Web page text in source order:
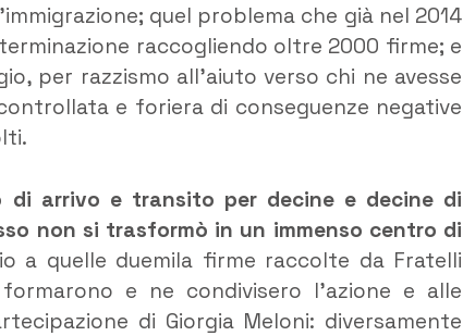
quel problema che già nel 2014
raccogliendo oltre 2000 firme; e
per razzismo all’aiuto verso chi ne avesse
e foriera di conseguenze negative
arrivo e transito per decine e decine di
non si trasformò in un immenso centro di
a quelle duemila firme raccolte da Fratelli
e ne condivisero l’azione e alle
di Giorgia Meloni: diversamente